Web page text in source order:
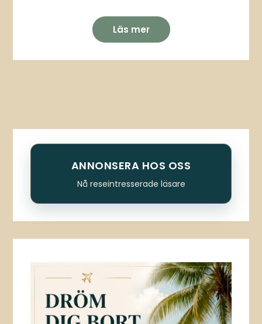
Läs mer
ANNONSERA HOS OSS
Nå reseintresserade läsare